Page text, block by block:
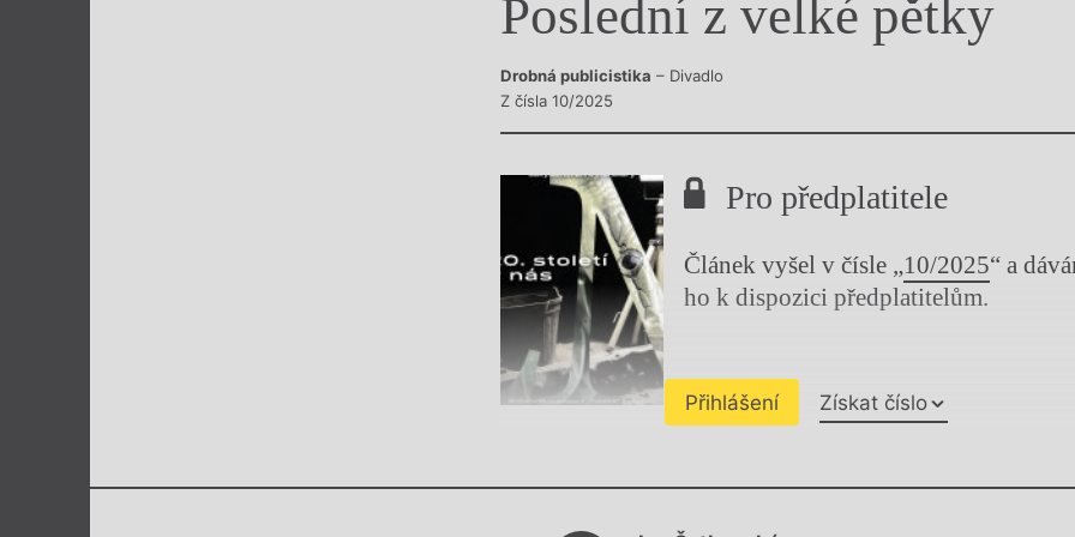
Výroční cenyPoslední z velké pětky
Drobná publicistika – Divadlo
Z čísla 10/2025
Pro předplatitele
Článek vyšel v čísle „10/2025“ a
ho k dispozici předplatitelům.
Přihlášení Získat číslo
Chviličku.